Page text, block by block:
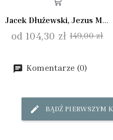
Jacek Dłużewski, Jezus Miłosierny
od 104,30 zł149,00 zł
Komentarze (0)
BĄDŹ PIERWSZYM